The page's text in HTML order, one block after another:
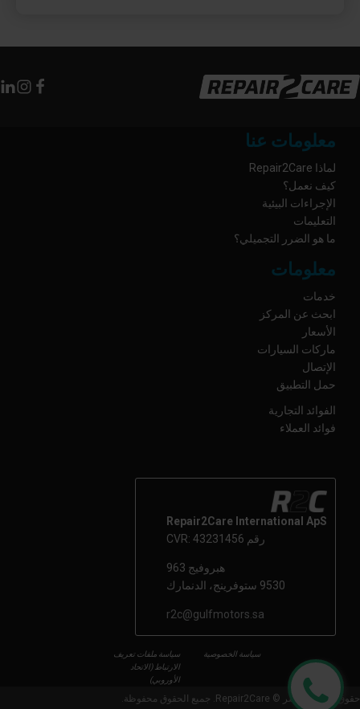
معلومات عنا
لماذا Repair2Care
كيف نعمل؟
الإجراءات البيئية
التعليمات
ما هو الضرر التجميلي؟
معلومات
خدمات
ابحث عن المركز
الأسعار
ماركات السيارات
الإتصال
حمل التطبيق
الفوائد التجارية
فوائد العملاء
Repair2Care International ApS
رقم CVR: 43231456
هبروفيج 963
9530 ستوفرينج، الدنمارك
r2c@gulfmotors.sa
سياسة الخصوصية
سياسة ملفات تعريف
الارتباط (الاتحاد
الأوروبي)
حقوق الطبع والنشر © Repair2Care. جميع الحقوق محفوظة.